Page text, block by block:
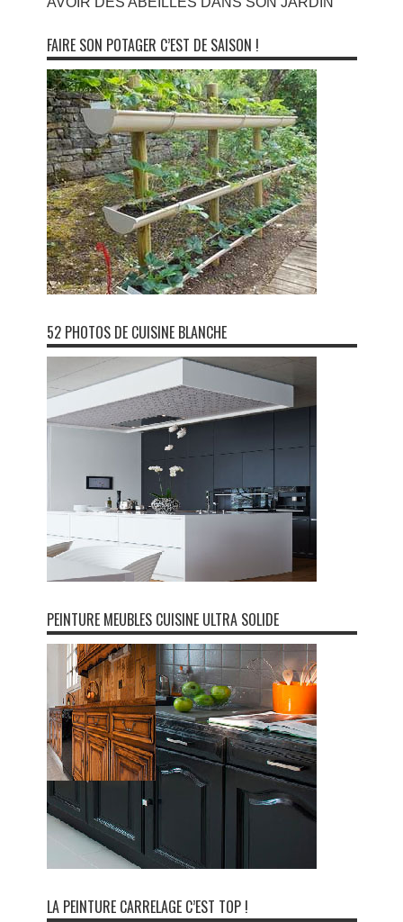
FAIRE SON POTAGER C’EST DE SAISON !
52 PHOTOS DE CUISINE BLANCHE
PEINTURE MEUBLES CUISINE ULTRA SOLIDE
LA PEINTURE CARRELAGE C’EST TOP !